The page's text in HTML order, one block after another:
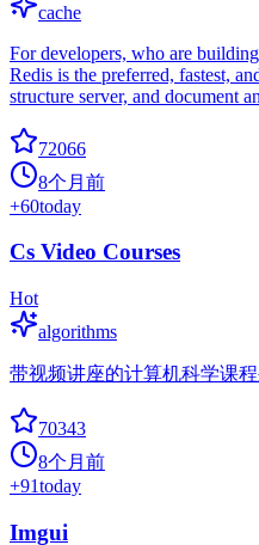
cache
For developers, who are
Redis is the preferred, fastest,
structure server, and document
72066
8个月前
+60today
Cs Video Courses
Hot
algorithms
带视频讲座的计算机科学课
70343
8个月前
+91today
Imgui